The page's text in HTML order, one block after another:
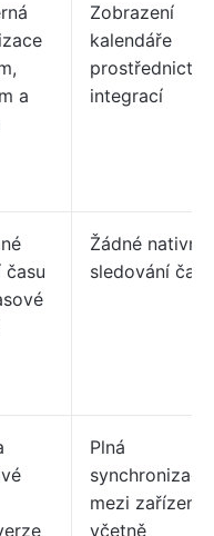
a
Zobrazení
kalendáře
integrací
času
Žádné nativní
sledování času
Plná
synchronizace
mezi
včetně